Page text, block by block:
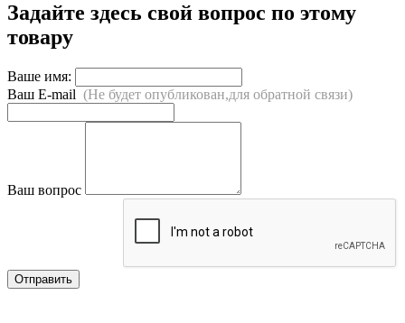
Задайте здесь свой вопрос по этому
товару
Ваше имя:
Ваш E-mail (Не будет опубликован,для обратной связи)
Ваш вопрос
Отправить